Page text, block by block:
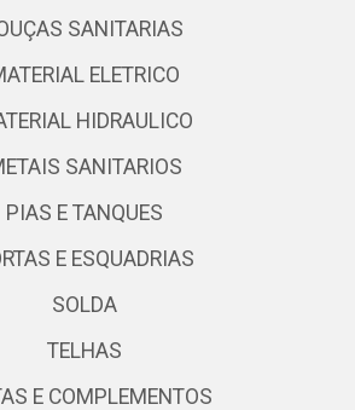
SANITARIAS
ELETRICO
HIDRAULICO
SANITARIOS
PIAS E TANQUES
E ESQUADRIAS
SOLDA
TELHAS
E COMPLEMENTOS